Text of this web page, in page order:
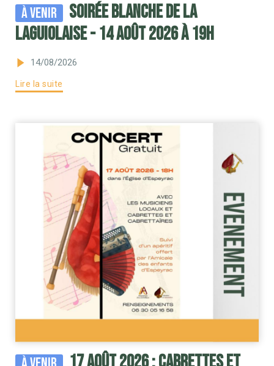
À venir
Soirée blanche de la
Laguiolaise - 14 août 2026 à 19H
14/08/2026
Lire la suite